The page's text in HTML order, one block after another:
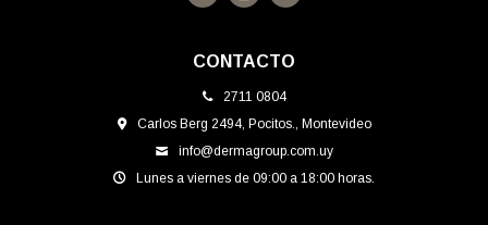
CONTACTO
2711 0804
Carlos Berg 2494, Pocitos., Montevideo
info@dermagroup.com.uy
Lunes a viernes de 09:00 a 18:00 horas.